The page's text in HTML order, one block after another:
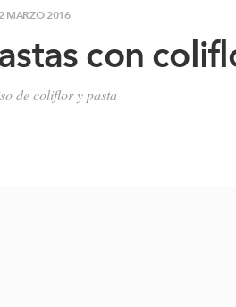
MARZO 2016
con
de coliflor y pasta